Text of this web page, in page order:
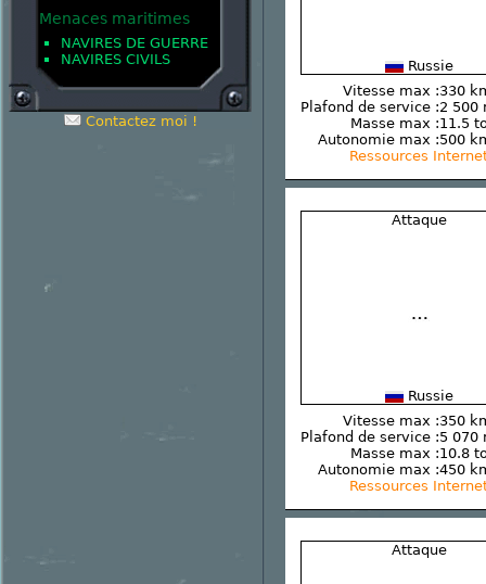
Menaces maritimes
NAVIRES DE GUERRE
NAVIRES CIVILS
Contactez moi !
Russie
Vitesse max :330
Plafond de service :2 500
Masse max :11.5
Autonomie max :500
Ressources
Attaque
Russie
Vitesse max :350
Plafond de service :5 070
Masse max :10.8
Autonomie max :450
Ressources
Attaque